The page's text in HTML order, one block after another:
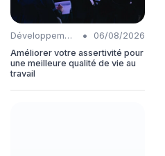
Développement personnel •
06/08/2026
Améliorer votre assertivité pour
une meilleure qualité de vie au
travail